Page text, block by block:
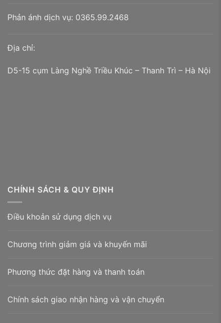
Phản ánh dịch vụ: 0365.99.2468
Địa chỉ:
D5-15 cụm Làng Nghề Triều Khúc – Thanh Trì – Hà Nội
CHÍNH SÁCH & QUY ĐỊNH
Điều khoản sử dụng dịch vụ
Chương trình giảm giá và khuyến mãi
Phương thức đặt hàng và thanh toán
Chính sách giao nhận hàng và vận chuyển